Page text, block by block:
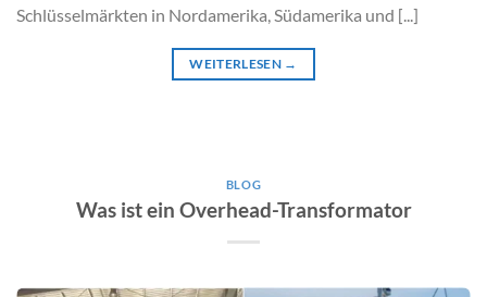
Schlüsselmärkten in Nordamerika, Südamerika und [...]
WEITERLESEN →
BLOG
Was ist ein Overhead-Transformator